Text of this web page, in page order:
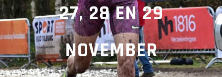
27, 28 EN 29
NOVEMBER